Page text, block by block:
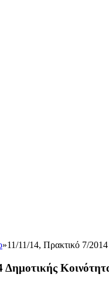
»11/11/14, Πρακτικό 7/